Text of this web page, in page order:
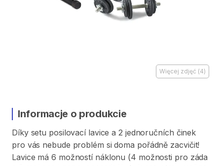
Więcej zdjęć (4)
Informacje o produkcie
Díky setu posilovací lavice a 2 jednoručních činek
pro vás nebude problém si doma pořádně zacvičit!
Lavice má 6 možností náklonu (4 možnosti pro záda